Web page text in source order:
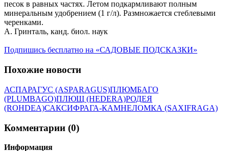
песок в равных частях. Летом подкармливают полным
минеральным удобрением (1 г/л). Размножается стеблевыми
черенками.
А. Гринталь, канд. биол. наук
Подпишись бесплатно на «САДОВЫЕ ПОДСКАЗКИ»
Похожие новости
АСПАРАГУС (ASPARAGUS)ПЛЮМБАГО
(PLUMBAGO)ПЛЮЩ (HEDERA)РОДЕЯ
(ROHDEA)САКСИФРАГА-КАМНЕЛОМКА (SAXIFRAGA)
Комментарии (0)
Информация